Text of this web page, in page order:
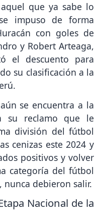
que ya sabe lo
impuso de forma
con goles de
y Robert Arteaga,
el descuento para
su clasificación a la
se encuentra a la
su reclamo que le
división del fútbol
cenizas este 2024 y
positivos y volver
categoría del fútbol
debieron salir.
Nacional de la